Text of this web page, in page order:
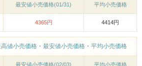
最安値小売価格(01/31) 平均小売価格
4365円 4414円
値小売価格・最安値小売価格・平均小売価格
最安値小売価格(02/03) 平均小売価格